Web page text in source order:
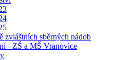
zvláštních sběrných nádob
- ZŠ a MŠ Vranovice